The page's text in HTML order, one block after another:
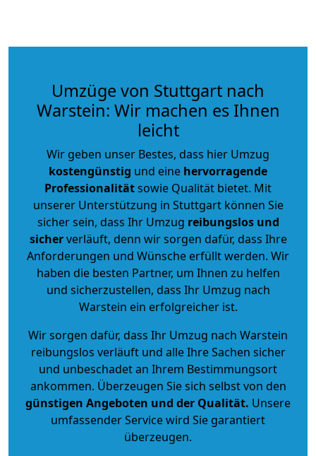
Umzüge von Stuttgart nach
Warstein: Wir machen es Ihnen
leicht
Wir geben unser Bestes, dass hier Umzug
kostengünstig und eine hervorragende
Professionalitätsowie Qualität bietet. Mit
unserer Unterstützung in Stuttgart können Sie
sicher sein, dass Ihr Umzug reibungslos und
sicherverläuft, denn wir sorgen dafür, dass Ihre
Anforderungen und Wünsche erfüllt werden. Wir
haben die besten Partner, um Ihnen zu helfen
und sicherzustellen, dass Ihr Umzug nach
Warstein ein erfolgreicher ist.
Wir sorgen dafür, dass Ihr Umzug nach Warstein
reibungslos verläuft und alle Ihre Sachen sicher
und unbeschadet an Ihrem Bestimmungsort
ankommen. Überzeugen Sie sich selbst von den
günstigen Angeboten und der Qualität. Unsere
umfassender Service wird Sie garantiert
überzeugen.